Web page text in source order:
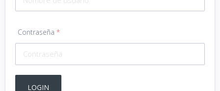
Contraseña *